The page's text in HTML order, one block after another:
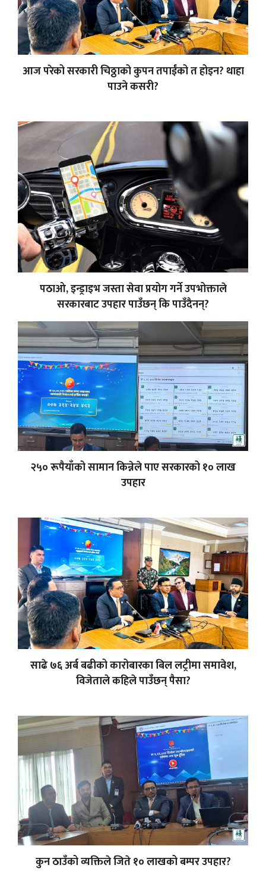
आज परेको सरकारी चिठ्ठाको कुपन तपाईंको त होइन? थाहा
पाउने कसरी?
पठाओ, इन्ड्राइभ जस्ता सेवा प्रयोग गर्ने उपभोक्ताले
सरकारबाट उपहार पाउँछन् कि पाउँदैनन्?
२५० रूपैयाँको सामान किन्नेले पाए सरकारको १० लाख
उपहार
साढे ७६ अर्ब बढीको कारोबारका बिल लट्रीमा समावेश,
विजेताले कहिले पाउँछन् पैसा?
कुन ठाउँको व्यक्तिले जिते १० लाखको बम्पर उपहार?